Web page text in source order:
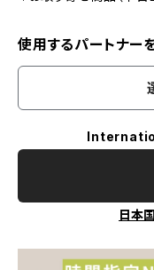
使用するパートナー
日本